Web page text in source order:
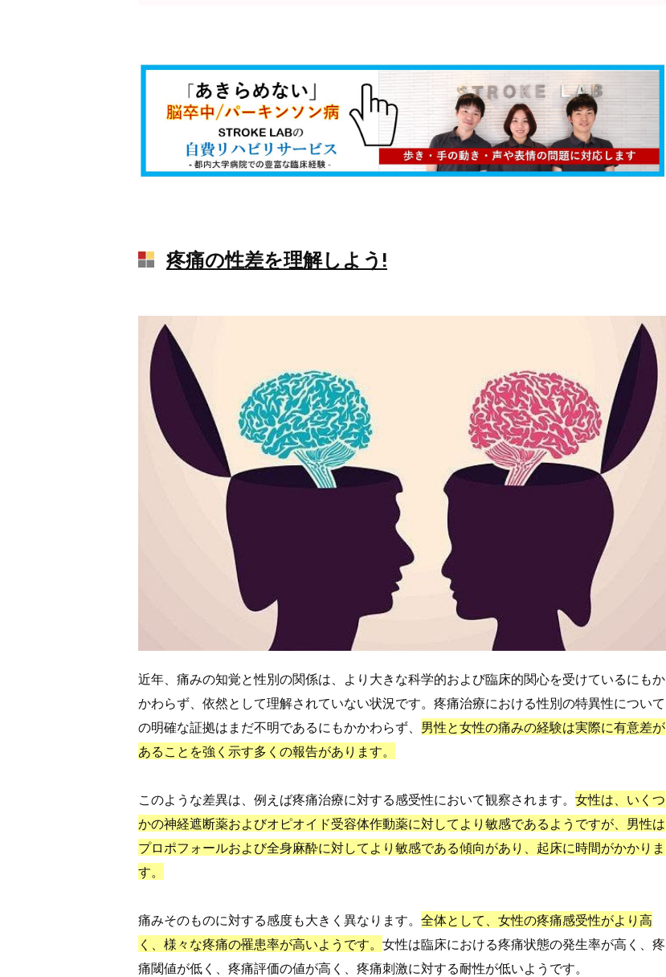
疼痛の性差を理解しよう!
近年、痛みの知覚と性別の関係は、より大きな科学的および臨床的関心を受けているにもか
かわらず、依然として理解されていない状況です。疼痛治療における性別の特異性について
の明確な証拠はまだ不明であるにもかかわらず、 男性と女性の痛みの経験は実際に有意差が
あることを強く示す多くの報告があります。
このような差異は、例えば疼痛治療に対する感受性において観察されます。 女性は、いくつ
かの神経遮断薬およびオピオイド受容体作動薬に対してより敏感であるようですが、男性は
プロポフォールおよび全身麻酔に対してより敏感である傾向があり、起床に時間がかかりま
す。
痛みそのものに対する感度も大きく異なります。 全体として、女性の疼痛感受性がより高
く、様々な疼痛の罹患率が高いようです。 女性は臨床における疼痛状態の発生率が高く、疼
痛閾値が低く、疼痛評価の値が高く、疼痛刺激に対する耐性が低いようです。